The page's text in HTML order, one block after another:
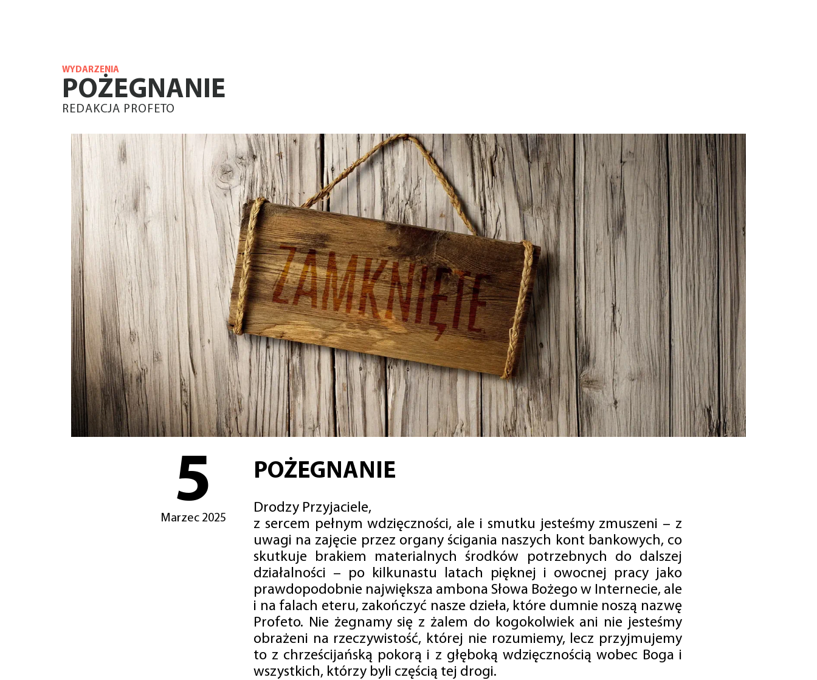
WYDARZENIA
POŻEGNANIE
REDAKCJA PROFETO
5
Marzec 2025
POŻEGNANIE
Drodzy Przyjaciele,
z sercem pełnym wdzięczności, ale i smutku jesteśmy zmuszeni – z
uwagi na zajęcie przez organy ścigania naszych kont bankowych, co
skutkuje brakiem materialnych środków potrzebnych do dalszej
działalności – po kilkunastu latach pięknej i owocnej pracy jako
prawdopodobnie największa ambona Słowa Bożego w Internecie, ale
i na falach eteru, zakończyć nasze dzieła, które dumnie noszą nazwę
Profeto. Nie żegnamy się z żalem do kogokolwiek ani nie jesteśmy
obrażeni na rzeczywistość, której nie rozumiemy, lecz przyjmujemy
to z chrześcijańską pokorą i z głęboką wdzięcznością wobec Boga i
wszystkich, którzy byli częścią tej drogi.